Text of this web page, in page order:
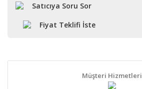
Satıcıya Soru Sor
Fiyat Teklifi İste
Müşteri Hizmetleri